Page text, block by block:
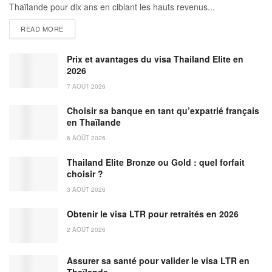
Thaïlande pour dix ans en ciblant les hauts revenus...
READ MOREDETAILS
Prix et avantages du visa Thailand Elite en
2026
7 AOÛT 2026
Choisir sa banque en tant qu’expatrié français
en Thaïlande
6 AOÛT 2026
Thailand Elite Bronze ou Gold : quel forfait
choisir ?
3 AOÛT 2026
Obtenir le visa LTR pour retraités en 2026
2 AOÛT 2026
Assurer sa santé pour valider le visa LTR en